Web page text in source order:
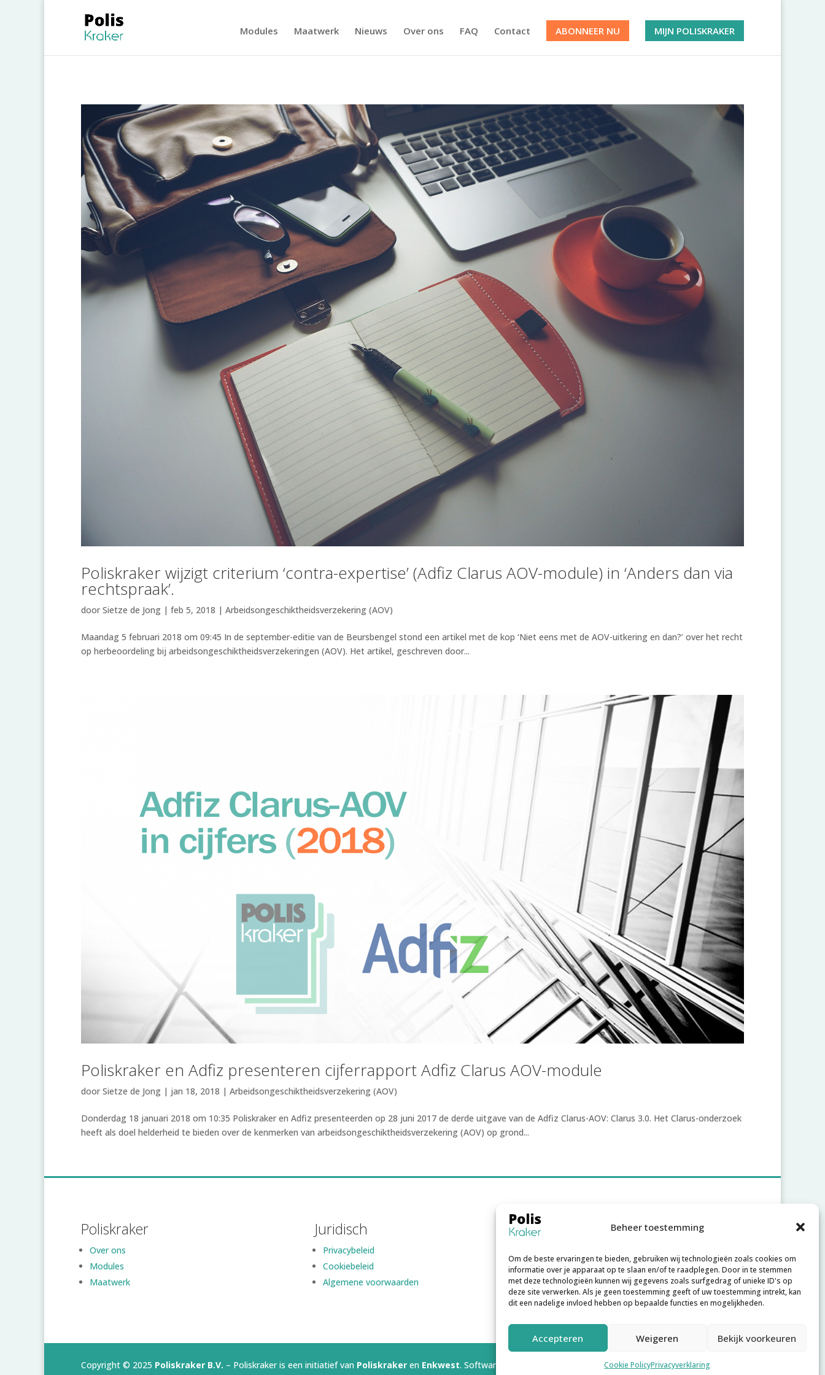
Beheer toestemming
Om de beste ervaringen te bieden, gebruiken wij technologieën zoals cookies om
informatie over je apparaat op te slaan en/of te raadplegen. Door in te stemmen
met deze technologieën kunnen wij gegevens zoals surfgedrag of unieke ID's op
deze site verwerken. Als je geen toestemming geeft of uw toestemming intrekt, kan
dit een nadelige invloed hebben op bepaalde functies en mogelijkheden.
Accepteren Weigeren Bekijk voorkeuren
Cookie PolicyPrivacyverklaring
Modules Maatwerk Nieuws Over ons FAQ Contact ABONNEER NU MIJN POLISKRAKER
Poliskraker wijzigt criterium ‘contra-expertise’ (Adfiz Clarus AOV-module) in ‘Anders dan via
rechtspraak’.
door Sietze de Jong | feb 5, 2018 | Arbeidsongeschiktheidsverzekering (AOV)
Maandag 5 februari 2018 om 09:45 In de september-editie van de Beursbengel stond een artikel met de kop ‘Niet eens met de AOV-uitkering en dan?’ over het recht
op herbeoordeling bij arbeidsongeschiktheidsverzekeringen (AOV). Het artikel, geschreven door...
Poliskraker en Adfiz presenteren cijferrapport Adfiz Clarus AOV-module
door Sietze de Jong | jan 18, 2018 | Arbeidsongeschiktheidsverzekering (AOV)
Donderdag 18 januari 2018 om 10:35 Poliskraker en Adfiz presenteerden op 28 juni 2017 de derde uitgave van de Adfiz Clarus-AOV: Clarus 3.0. Het Clarus-onderzoek
heeft als doel helderheid te bieden over de kenmerken van arbeidsongeschiktheidsverzekering (AOV) op grond...
Poliskraker
Over ons
Modules
Maatwerk
Juridisch
Privacybeleid
Cookiebeleid
Algemene voorwaarden
Account aanmaken
Wachtwoord vergeten
Copyright © 2025 Poliskraker B.V. – Poliskraker is een initiatief van Poliskraker en Enkwest. Software gerealiseerd door Joachim Hofman IT.